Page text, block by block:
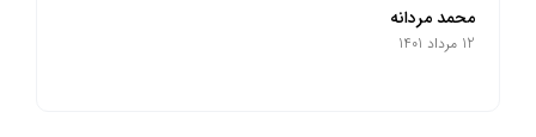
محمد مردانه
12 مرداد 1401